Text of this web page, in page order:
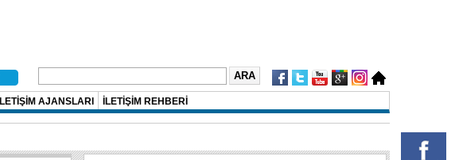
İLETİŞİM AJANSLARI İLETİŞİM REHBERİ